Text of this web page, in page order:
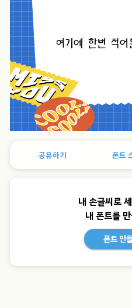
공유하기 폰트
내 손글씨로
내 폰트를
폰트 만